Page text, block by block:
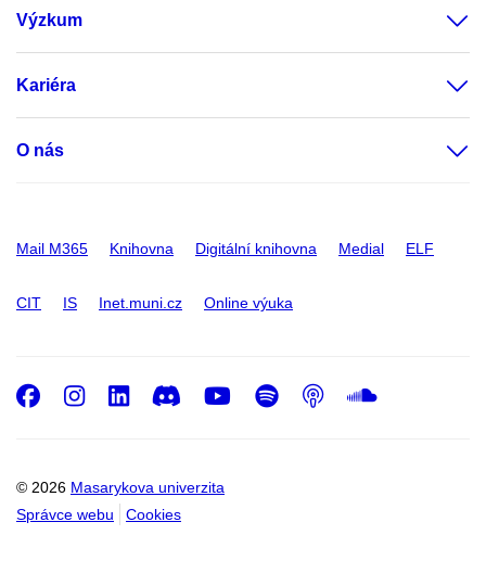
Výzkum
Kariéra
O nás
Mail M365 Knihovna Digitální knihovna Medial ELF
CIT IS Inet.muni.cz Online výuka
© 2026 Masarykova univerzita
Správce webu
Cookies
Facebook
Instagram
LinkedIn
DiscordYoutube
Spotify
Podcast